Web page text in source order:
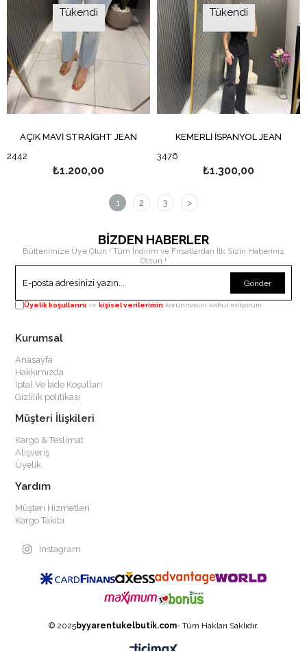
Tükendi
AÇIK MAVİ STRAİGHT JEAN
2442
₺1.200,00
Tükendi
KEMERLİ İSPANYOL JEAN
3476
₺1.300,00
1 2 3 >
BİZDEN HABERLER
Bültenimize Üye Olun ! Tüm İndirim ve Fırsatlardan İlk Sizin Haberiniz
Olsun !
Gönder
Üyelik koşullarını vekişisel verilerimin korunmasını kabul ediyorum.
Kurumsal
Anasayfa
Hakkımızda
İptal Ve İade Koşulları
Gizlilik politikası
Müşteri İlişkileri
Kargo & Teslimat
Alışveriş
Üyelik
Yardım
Müşteri Hizmetleri
Kargo Takibi
Instagram
© 2025byyarentukelbutik.com- Tüm Hakları Saklıdır.